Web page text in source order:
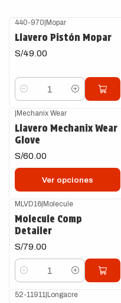
440-970|Mopar
Llavero Pistón Mopar
S/49.00
Cantidad
|Mechanix Wear
Llavero Mechanix Wear
Glove
S/60.00
Ver opciones
MLVD16|Molecule
Molecule Comp
Detailer
S/79.00
Cantidad
52-11911 |Longacre